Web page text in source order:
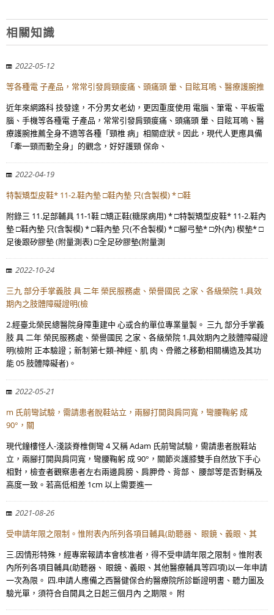
相關知識
2022-05-12
等各種電 子產品，常常引發肩頸痠痛、頭痛頭 暈、目眩耳鳴、醫療護腕推
近年來網路科 技發達，不分男女老幼，更因重度使用 電腦、筆電、平板電
腦、手機等各種電 子產品，常常引發肩頸痠痛、頭痛頭 暈、目眩耳鳴、醫
療護腕推薦全身不適等各種「頸椎 病」相關症狀。因此，現代人更應具備
「牽一頸而動全身」的觀念，好好護頸 保命、
2022-04-19
特製矯型皮鞋* 11-2.鞋內墊 □鞋內墊 只(含製模) * □鞋
附錄三 11.足部輔具 11-1鞋 □矯正鞋(糖尿病用) * □特製矯型皮鞋* 11-2.鞋內
墊 □鞋內墊 只(含製模) * □鞋內墊 只(不合製模) * □腳弓墊* □外(內) 楔墊* □
足後跟矽膠墊 (附量測表) □全足矽膠墊(附量測
2022-10-24
三九 部分手掌義肢 具 二年 榮民服務處、榮譽國民 之家、各級榮院 1.具效
期內之肢體障礙證明(檢
2.經臺北榮民總醫院身障重建中 心或合約單位專業量製。 三九 部分手掌義
肢 具 二年 榮民服務處、榮譽國民 之家、各級榮院 1.具效期內之肢體障礙證
明(檢附 正本驗證；新制第七類-神經、肌 肉、骨骼之移動相關構造及其功
能 05 肢體障礙者)。
2022-05-21
m 氏前彎試驗，需請患者脫鞋站立，兩腳打開與肩同寬，彎腰鞠躬 成
90°，關
現代鐘樓怪人-淺談脊椎側彎 4 又稱 Adam 氏前彎試驗，需請患者脫鞋站
立，兩腳打開與肩同寬，彎腰鞠躬 成 90°，關節炎護膝雙手自然放下手心
相對，檢查者觀察患者左右兩邊肩膀、肩胛骨、背部、 腰部等是否對稱及
高度一致。若高低相差 1cm 以上需要進一
2021-08-26
受申請年限之限制。惟附表內所列各項目輔具(助聽器、 眼鏡、義眼、其
三.因情形特殊，經專案報請本會核准者，得不受申請年限之限制。惟附表
內所列各項目輔具(助聽器、 眼鏡、義眼、其他醫療輔具等四項)以一年申請
一次為限。 四.申請人應備之西醫健保合約醫療院所診斷證明書、聽力圖及
驗光單，須符合自開具之日起三個月內 之期限。 附